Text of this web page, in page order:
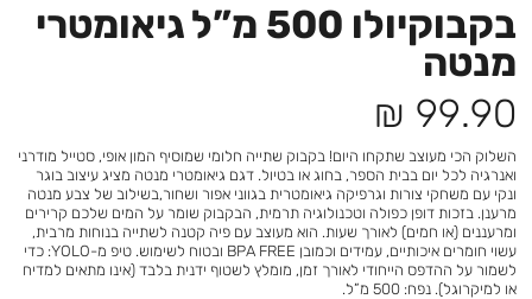
בקבוקיולו 500 מ”ל גיאומטרי
מנטה
מחיר
מוצר
99.90 ₪
השלוק הכי מעוצב שתקחו היום! בקבוק שתייה חלומי שמוסיף המון אופי, סטייל מודרני
ואנרגיה לכל יום בבית הספר, בחוג או בטיול. דגם גיאומטרי מנטה מציג עיצוב בוגר
ונקי עם משחקי צורות וגרפיקה גיאומטרית בגווני אפור ושחור,בשילוב של צבע מנטה
מרענן. בזכות דופן כפולה וטכנולוגיה תרמית, הבקבוק שומר על המים שלכם קרירים
ומרעננים (או חמים) לאורך שעות. הוא מעוצב עם פיה קטנה לשתייה בנוחות מרבית,
עשוי חומרים איכותיים, עמידים וכמובן BPA FREE ובטוח לשימוש. טיפ מ-YOLO: כדי
לשמור על ההדפס הייחודי לאורך זמן, מומלץ לשטוף ידנית בלבד (אינו מתאים למדיח
או למיקרוגל). נפח: 500 מ”ל.